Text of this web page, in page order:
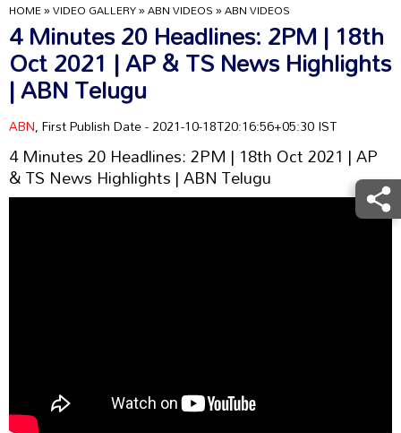
HOME»VIDEO GALLERY»ABN VIDEOS»ABN VIDEOS
4 Minutes 20 Headlines: 2PM | 18th
Oct 2021 | AP & TS News Highlights
| ABN Telugu
ABN, First Publish Date - 2021-10-18T20:16:56+05:30 IST
4 Minutes 20 Headlines: 2PM | 18th Oct 2021 | AP
& TS News Highlights | ABN Telugu